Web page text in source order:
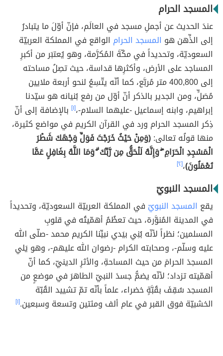
المسجد الحرام
عندَ الحديث عن أجملِ مسجد في العالَم، فإنّ أوّلَ ما يتبادرُ
إلى الذِّهن هو المسجد الحرام الواقع في المملكة العربيّة
السعوديّة، وتحديداً في مكّةَ المُكرَّمة، وهو يُعتبَر من أكبرِ
المساجد على الأرض، وأكثرِها قداسة، حيث تصِلُ مساحته
إلى 400,800 متر مُربَّع، كما أنّه يتّسِعُ لنحو أربعة ملايين
مُصَلٍّ، ومن الجدير بالذكر أنّ أوّل من رفع بُنيانه هو سيّدنا
إبراهيم، وابنه إسماعيل -عليهما السلام-،[١] بالإضافة إلى أنّ
ذِكر المسجد الحرام ورد في القرآن الكريم في مواضع كثيرة،
منها قولُه تعالى:(وَمِنْ حَيْثُ خَرَجْتَ فَوَلِّ وَجْهَكَ شَطْرَ
الْمَسْجِدِ الْحَرَامِ ۖ وَإِنَّهُ لَلْحَقُّ مِن رَّبِّكَ ۗ وَمَا اللَّهُ بِغَافِلٍ عَمَّا
تَعْمَلُونَ)،[٢]
المسجد النبويّ
يقع المسجد النبويّ في المملكة العربيّة السعوديّة، وتحديداً
في المدينة المُنوَّرة، حيث تعظُمُ أهمّيتُه في قلوبِ
المسلمين؛ نظراً لأنّه بُنِي بيَدي نبيِّنا الكريم محمد -صلّى الله
عليه وسلّم-، وصحابته الكرام -رضوان الله عليهم-، وهو يَلي
المسجدَ الحرامَ من حيث المساحةِ، والأثرِ الدينيّ، كما أنّ
أهمّيته تزداد؛ لأنّه يضمُّ جسدَ النبيّ الطاهرَ في موضعٍ من
المسجد سُقِفَ بقُبَّةٍ خضراء، علماً بأنّه تمّ تشييد القُبّة
الخشبيّة فوق القبر في عام ألف ومئتين وتسعة وسبعين.[١]